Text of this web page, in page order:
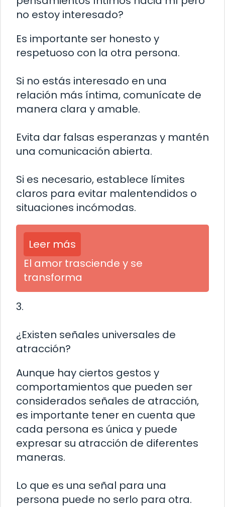
no estoy interesado?
Es importante ser honesto y
respetuoso con la otra persona.
Si no estás interesado en una
relación más íntima, comunícate de
manera clara y amable.
Evita dar falsas esperanzas y mantén
una comunicación abierta.
Si es necesario, establece límites
claros para evitar malentendidos o
situaciones incómodas.
Leer más
El amor trasciende y se
transforma
3.
¿Existen señales universales de
atracción?
Aunque hay ciertos gestos y
comportamientos que pueden ser
considerados señales de atracción,
es importante tener en cuenta que
cada persona es única y puede
expresar su atracción de diferentes
maneras.
Lo que es una señal para una
persona puede no serlo para otra.